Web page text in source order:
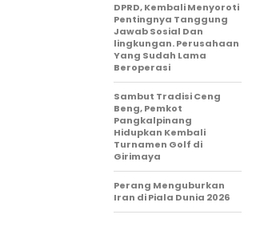
DPRD, Kembali Menyoroti
Pentingnya Tanggung
Jawab Sosial Dan
lingkungan. Perusahaan
Yang Sudah Lama
Beroperasi
Sambut Tradisi Ceng
Beng, Pemkot
Pangkalpinang
Hidupkan Kembali
Turnamen Golf di
Girimaya
Perang Menguburkan
Iran di Piala Dunia 2026